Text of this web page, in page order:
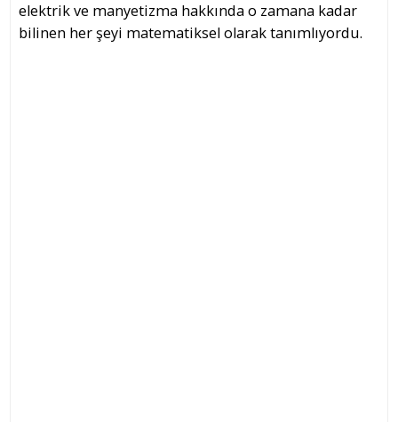
elektrik ve manyetizma hakkında o zamana kadar
bilinen her şeyi matematiksel olarak tanımlıyordu.